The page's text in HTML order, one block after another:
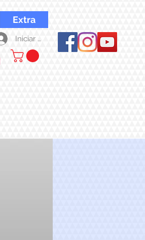
Extra
Iniciar sesión